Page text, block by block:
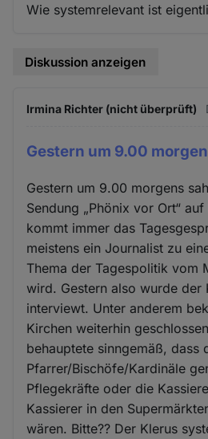
Wie systemrelevant ist
Diskussion anzeigen
Irmina Richter (nicht überprüft)
Gestern um 9.00
Gestern um 9.00 morgens
Sendung „Phönix vor Ort“
kommt immer das
meistens ein Journalist zu
Thema der Tagespolitik vom
wird. Gestern also wurde der
interviewt. Unter anderem
Kirchen weiterhin
behauptete sinngemäß, dass
Pfarrer/Bischöfe/Kardinäle
Pflegekräfte oder die
Kassierer in den
wären. Bitte?? Der Klerus